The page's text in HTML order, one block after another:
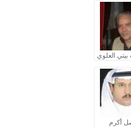
العلوي
أكرم